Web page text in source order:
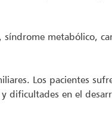
síndrome metabólico,
Los pacientes
dificultades en el